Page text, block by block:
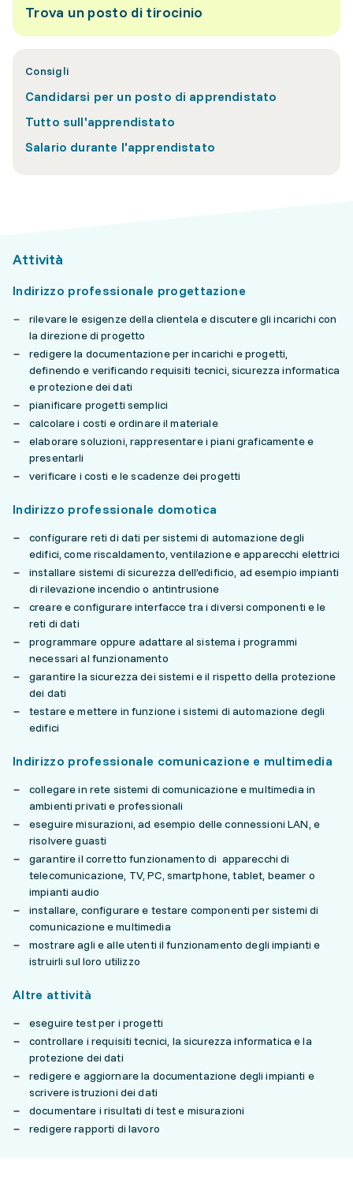
Trova un posto di tirocinio
Consigli
Candidarsi per un posto di apprendistato
Tutto sull'apprendistato
Salario durante l'apprendistato
Attività
Indirizzo professionale progettazione
rilevare le esigenze della clientela e discutere gli incarichi con
la direzione di progetto
redigere la documentazione per incarichi e progetti,
definendo e verificando requisiti tecnici, sicurezza informatica
e protezione dei dati
pianificare progetti semplici
calcolare i costi e ordinare il materiale
elaborare soluzioni, rappresentare i piani graficamente e
presentarli
verificare i costi e le scadenze dei progetti
Indirizzo professionale domotica
configurare reti di dati per sistemi di automazione degli
edifici, come riscaldamento, ventilazione e apparecchi elettrici
installare sistemi di sicurezza dell’edificio, ad esempio impianti
di rilevazione incendio o antintrusione
creare e configurare interfacce tra i diversi componenti e le
reti di dati
programmare oppure adattare al sistema i programmi
necessari al funzionamento
garantire la sicurezza dei sistemi e il rispetto della protezione
dei dati
testare e mettere in funzione i sistemi di automazione degli
edifici
Indirizzo professionale comunicazione e multimedia
collegare in rete sistemi di comunicazione e multimedia in
ambienti privati e professionali
eseguire misurazioni, ad esempio delle connessioni LAN, e
risolvere guasti
garantire il corretto funzionamento di apparecchi di
telecomunicazione, TV, PC, smartphone, tablet, beamer o
impianti audio
installare, configurare e testare componenti per sistemi di
comunicazione e multimedia
mostrare agli e alle utenti il funzionamento degli impianti e
istruirli sul loro utilizzo
Altre attività
eseguire test per i progetti
controllare i requisiti tecnici, la sicurezza informatica e la
protezione dei dati
redigere e aggiornare la documentazione degli impianti e
scrivere istruzioni dei dati
documentare i risultati di test e misurazioni
redigere rapporti di lavoro